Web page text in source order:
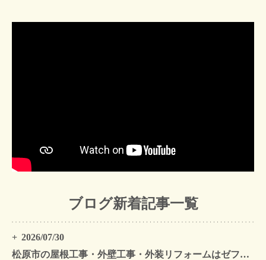
ブログ新着記事一覧
2026/07/30
松原市の屋根工事・外壁工事・外装リフォームはゼファン！松原市内の工事事例もご紹介